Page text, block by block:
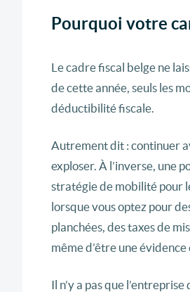
Pourquoi votre
Le cadre fiscal belge ne
de cette année, seuls les
déductibilité fiscale.
Autrement dit : continuer
exploser. À l’inverse, une
stratégie de mobilité pour
lorsque vous optez pour
planchées, des taxes de
même d’être une
Il n’y a pas que